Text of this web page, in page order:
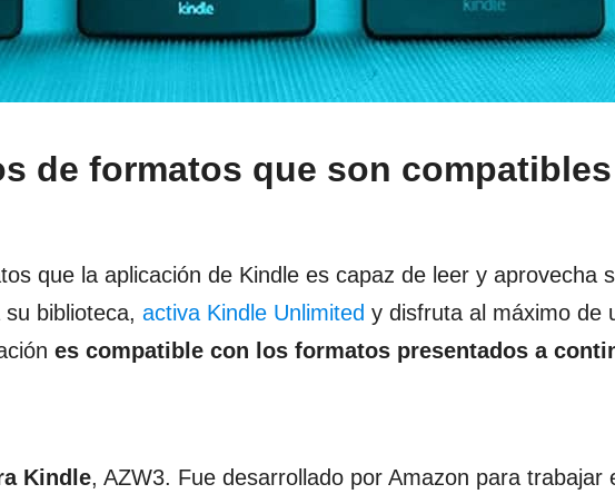
de formatos que son
que la aplicación de Kindle es capaz de leer y aprovecha
biblioteca, activa Kindle Unlimited y disfruta al máximo de
es compatible con los formatos presentados a
Kindle, AZW3. Fue desarrollado por Amazon para trabajar